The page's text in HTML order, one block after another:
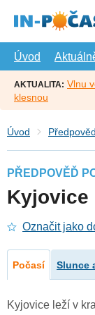
hlavní
Úvod
AKTUALITA: Vlnu
klesnou
Úvod
PŘEDPOVĚĎ
Kyjovice
Označit jako
Počasí Slunce
Kyjovice leží v